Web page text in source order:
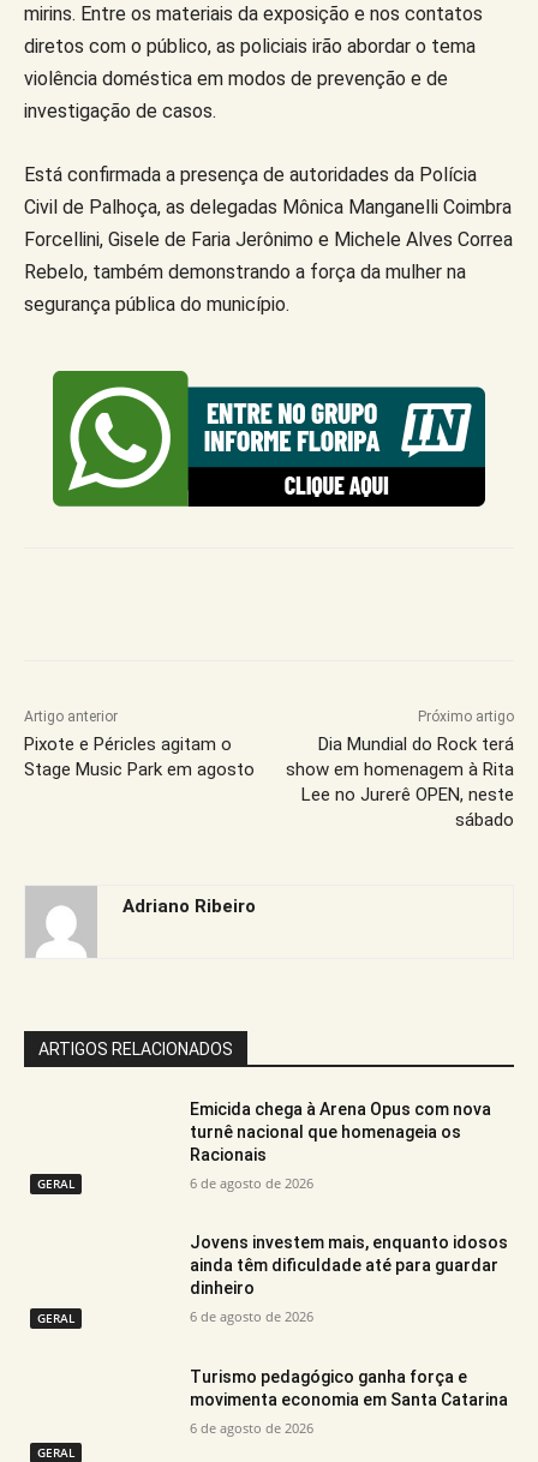
mirins. Entre os materiais da exposição e nos contatos
diretos com o público, as policiais irão abordar o tema
violência doméstica em modos de prevenção e de
investigação de casos.
Está confirmada a presença de autoridades da Polícia
Civil de Palhoça, as delegadas Mônica Manganelli Coimbra
Forcellini, Gisele de Faria Jerônimo e Michele Alves Correa
Rebelo, também demonstrando a força da mulher na
segurança pública do município.
Artigo anterior
Pixote e Péricles agitam o
Stage Music Park em agosto
Próximo artigo
Dia Mundial do Rock terá
show em homenagem à Rita
Lee no Jurerê OPEN, neste
sábado
Adriano Ribeiro
ARTIGOS RELACIONADOS
GERAL
Emicida chega à Arena Opus com nova
turnê nacional que homenageia os
Racionais
6 de agosto de 2026
GERAL
Jovens investem mais, enquanto idosos
ainda têm dificuldade até para guardar
dinheiro
6 de agosto de 2026
GERAL
Turismo pedagógico ganha força e
movimenta economia em Santa Catarina
6 de agosto de 2026